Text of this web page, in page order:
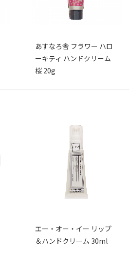
あすなろ舎 フラワー ハロ
ーキティ ハンドクリーム
桜 20g
エー・オー・イー リップ
＆ハンドクリーム 30ml